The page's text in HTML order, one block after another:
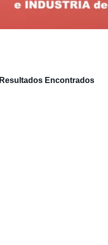
Resultados Encontrados